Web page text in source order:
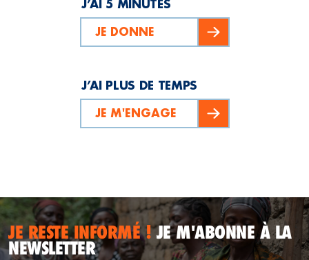
J’AI 5 MINUTES
JE DONNE
J’AI PLUS DE TEMPS
JE M'ENGAGE
JE RESTE INFORMÉ !JE M'ABONNE À LA
NEWSLETTER